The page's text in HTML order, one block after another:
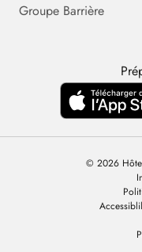
Groupe Barrière
© 2026